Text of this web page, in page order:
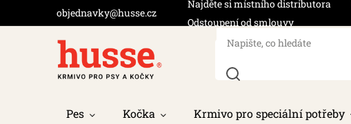
objednavky@husse.cz
Najděte si místního distributora
Odstoupení od smlouvy
Pes Kočka Krmivo pro speciální potřeby